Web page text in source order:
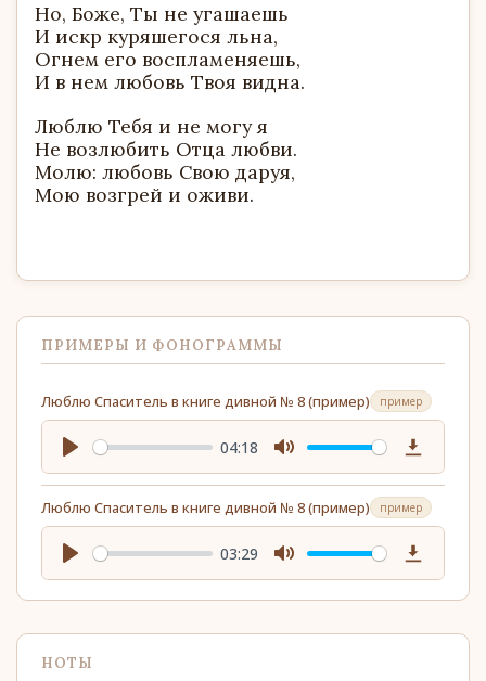
Но, Боже, Ты не угашаешь
И искр куряшегося льна,
Огнем его воспламеняешь,
И в нем любовь Твоя видна.
Люблю Тебя и не могу я
Не возлюбить Отца любви.
Молю: любовь Свою даруя,
Мою возгрей и оживи.
ПРИМЕРЫ И ФОНОГРАММЫ
Люблю Спаситель в книге дивной № 8 (пример) пример
04:18
Download
Люблю Спаситель в книге дивной № 8 (пример)
пример
03:29
Download
НОТЫ